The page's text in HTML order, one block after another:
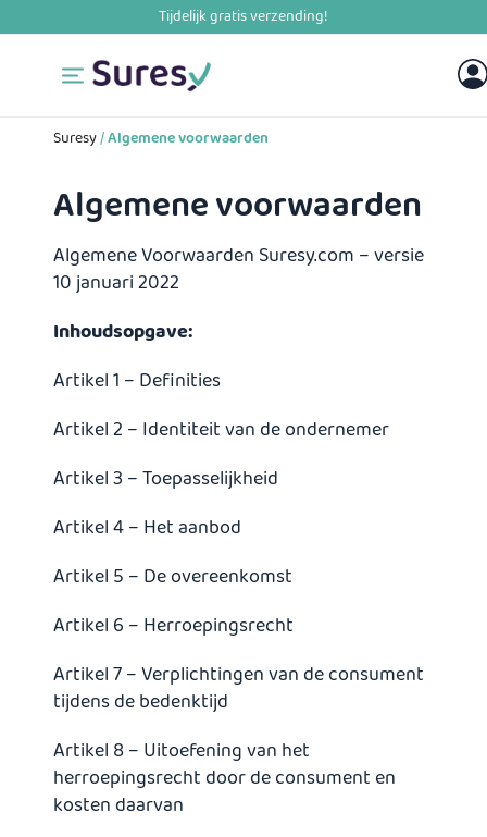
to
content
Suresy/Algemene voorwaarden
Algemene voorwaarden
Algemene Voorwaarden Suresy.com – versie
10 januari 2022
Inhoudsopgave:
Artikel 1 – Definities
Artikel 2 – Identiteit van de ondernemer
Artikel 3 – Toepasselijkheid
Artikel 4 – Het aanbod
Artikel 5 – De overeenkomst
Artikel 6 – Herroepingsrecht
Artikel 7 – Verplichtingen van de consument
tijdens de bedenktijd
Artikel 8 – Uitoefening van het
herroepingsrecht door de consument en
kosten daarvan